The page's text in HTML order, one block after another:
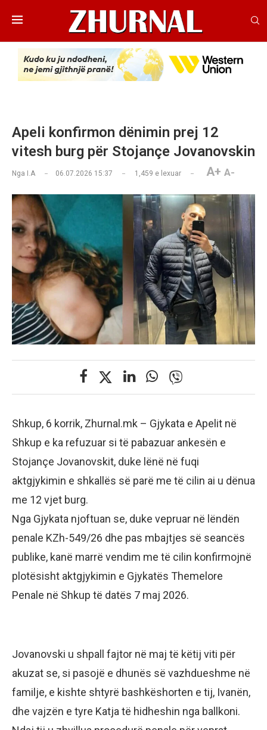
Apeli konfirmon dënimin prej 12
vitesh burg për Stojançe Jovanovskin
Nga I.A 06.07.2026 15:37 1,459 e lexuar A+ A-
Shkup, 6 korrik, Zhurnal.mk – Gjykata e Apelit në
Shkup e ka refuzuar si të pabazuar ankesën e
Stojançe Jovanovskit, duke lënë në fuqi
aktgjykimin e shkallës së parë me të cilin ai u dënua
me 12 vjet burg.
Nga Gjykata njoftuan se, duke vepruar në lëndën
penale KZh-549/26 dhe pas mbajtjes së seancës
publike, kanë marrë vendim me të cilin konfirmojnë
plotësisht aktgjykimin e Gjykatës Themelore
Penale në Shkup të datës 7 maj 2026.
Jovanovski u shpall fajtor në maj të këtij viti për
akuzat se, si pasojë e dhunës së vazhdueshme në
familje, e kishte shtyrë bashkëshorten e tij, Ivanën,
dhe vajzën e tyre Katja të hidheshin nga ballkoni.